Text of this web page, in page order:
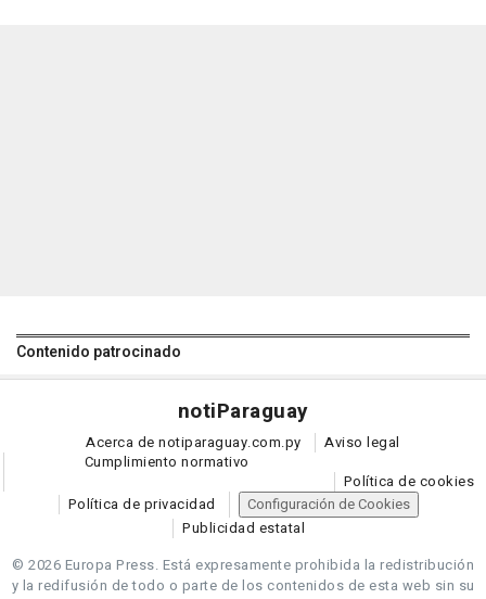
Contenido patrocinado
notiParaguay
Acerca de notiparaguay.com.py
Aviso legal
Cumplimiento normativo
Política de cookies
Política de privacidad
Configuración de Cookies
Publicidad estatal
© 2026 Europa Press. Está expresamente prohibida la redistribución
y la redifusión de todo o parte de los contenidos de esta web sin su